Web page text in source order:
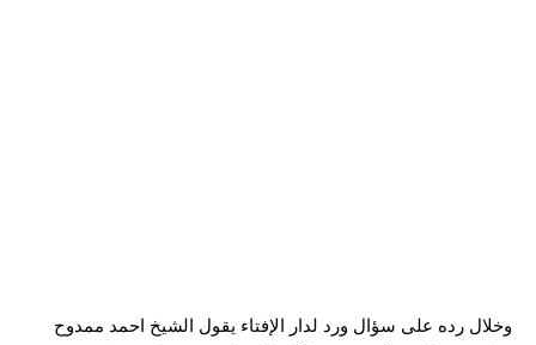
وخلال رده على سؤال ورد لدار الإفتاء يقول الشيخ احمد ممدوح